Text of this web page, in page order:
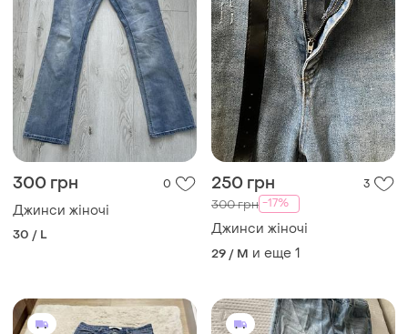
300 грн 0
Джинси жіночі
30 / L
250 грн 3
300 грн -17%
Джинси жіночі
29 / M и еще 1